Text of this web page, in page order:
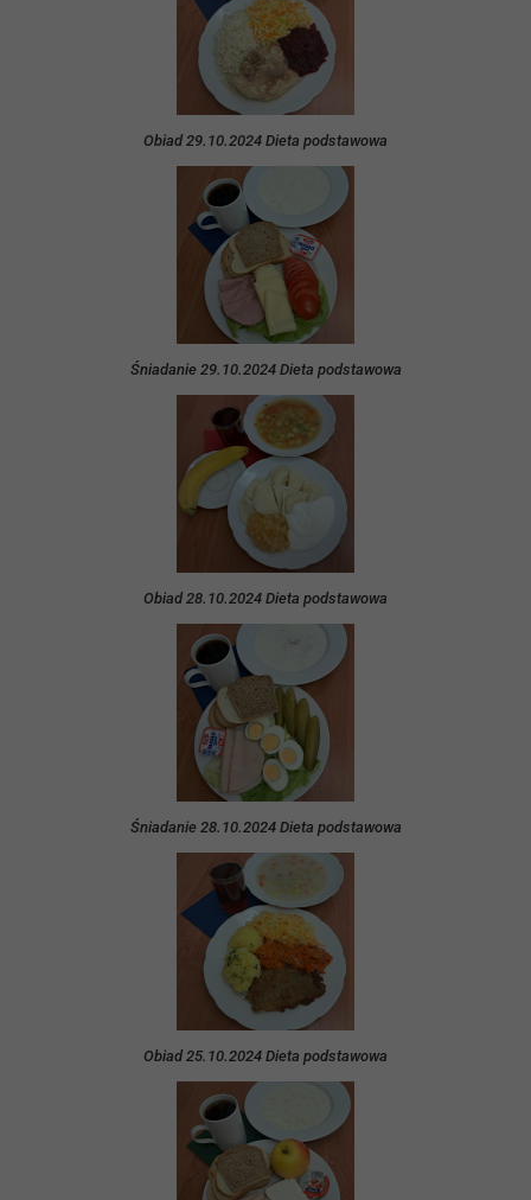
Obiad 29.10.2024 Dieta podstawowa
Śniadanie 29.10.2024 Dieta podstawowa
Obiad 28.10.2024 Dieta podstawowa
Śniadanie 28.10.2024 Dieta podstawowa
Obiad 25.10.2024 Dieta podstawowa